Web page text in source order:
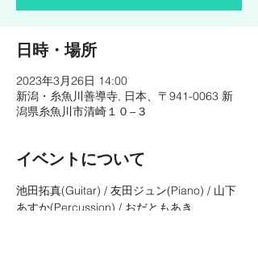
日時・場所
2023年3月26日 14:00
新潟・糸魚川善導寺, 日本、〒941-0063 新
潟県糸魚川市清崎１０−３
イベントについて
池田拓真(Guitar) / 友田ジュン(Piano) / 山下
あすか(Percussion) / おだともあき